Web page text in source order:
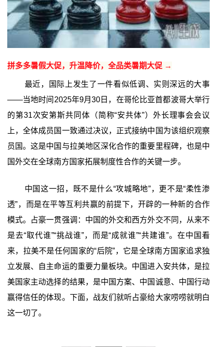
拼多多暑假大促，升温降价，全品类暑期大促 →
最近，国际上发生了一件看似低调、实则深远的大事
——当地时间2025年9月30日，在哥伦比亚首都波哥大举行
的第31次安第斯共同体（简称“安共体”）外长理事会会议
上，全体成员国一致通过决议，正式接纳中国为该组织观察
员国。这是中国与拉美地区深化合作的重要里程碑，也是中
国外交在全球南方国家拓展制度性合作的关键一步。
中国这一招，既不是什么“攻城略地”，更不是“柔性渗
透”，而是在平等互利共赢的前提下，开辟的一种新的合作
模式。占豪一贯强调：中国的外交和西方外交不同，从来不
是去“取代谁”“挑战谁”，而是“成就谁”“共建谁”。在中国看
来，拉美不是任何国家的“后院”，它是全球南方国家追求独
立发展、自主命运的重要力量板块。中国进入安共体，是拉
美国家主动选择的结果，是中国方案、中国诚意、中国行动
赢得信任的体现。下面，战友们就听占豪给大家唠唠就明白
这一切了。